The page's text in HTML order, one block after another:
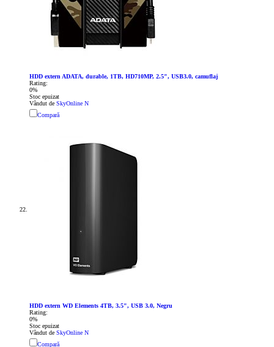
HDD extern ADATA, durable, 1TB, HD710MP, 2.5", USB3.0, camuflaj
Rating:
0%
Stoc epuizat
Vândut de SkyOnline N
Compară
HDD extern WD Elements 4TB, 3.5", USB 3.0, Negru
Rating:
0%
Stoc epuizat
Vândut de SkyOnline N
Compară